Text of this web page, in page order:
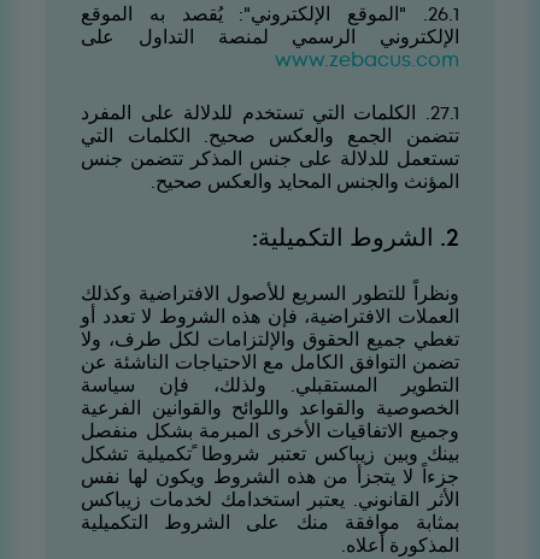
1.62. "الموقع الإلكتروني": يُقصد به الموقع
الإلكتروني الرسمي لمنصة التداول على
www.zebacus.com
1.72. الكلمات التي تستخدم للدلالة على المفرد
تتضمن الجمع والعكس صحيح. الكلمات التي
تستعمل للدلالة على جنس المذكر تتضمن جنس
المؤنث والجنس المحايد والعكس صحيح.
2. الشروط التكميلية:
ونظراً للتطور السريع للأصول الافتراضية وكذلك
العملات الافتراضية، فإن هذه الشروط لا تعدد أو
تغطي جميع الحقوق والإلتزامات لكل طرف، ولا
تضمن التوافق الكامل مع الاحتياجات الناشئة عن
التطوير المستقبلي. ولذلك، فإن سياسة
الخصوصية والقواعد واللوائح والقوانين الفرعية
وجميع الاتفاقيات الأخرى المبرمة بشكل منفصل
بينك وبين زيباكس تعتبر شروطا ًتكميلية تشكل
جزءاً لا يتجزأ من هذه الشروط ويكون لها نفس
الأثر القانوني. يعتبر استخدامك لخدمات زيباكس
بمثابة موافقة منك على الشروط التكميلية
المذكورة أعلاه.